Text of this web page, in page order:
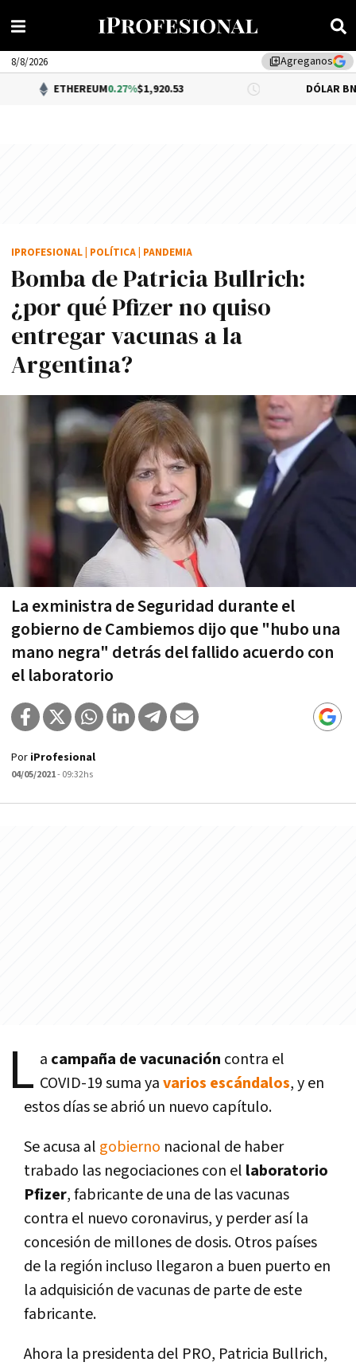
library_addAgreganos
8/8/2026
ETHEREUM0.27%$1,920.53 DÓLAR BNA
Bomba de Patricia Bullrich:
¿por qué Pfizer no quiso
entregar vacunas a la
Argentina?
La exministra de Seguridad durante el
gobierno de Cambiemos dijo que "hubo una
mano negra" detrás del fallido acuerdo con
el laboratorio
IPROFESIONAL POLÍTICA PANDEMIA
Por iProfesional
04/05/2021- 09:32hs
L a campaña de vacunación contra el
COVID-19 suma yavarios escándalos, y en
estos días se abrió un nuevo capítulo.
Se acusa al gobierno nacional de haber
trabado las negociaciones con el laboratorio
Pfizer, fabricante de una de las vacunas
contra el nuevo coronavirus, y perder así la
concesión de millones de dosis. Otros países
de la región incluso llegaron a buen puerto en
la adquisición de vacunas de parte de este
fabricante.
Ahora la presidenta del PRO, Patricia Bullrich,